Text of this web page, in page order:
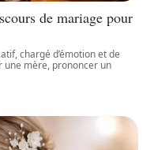
de mariage pour
chargé d’émotion et de
une mère, prononcer un